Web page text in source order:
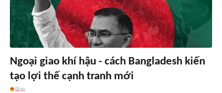
Ngoại giao khí hậu - cách Bangladesh kiến
tạo lợi thế cạnh tranh mới